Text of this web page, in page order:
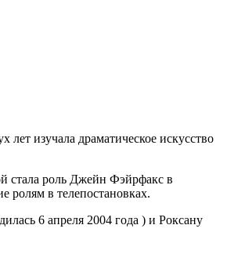
изучала драматическое искусство
стала роль Джейн Фэйрфакс в
ролям в телепостановках.
6 апреля 2004 года ) и Роксану